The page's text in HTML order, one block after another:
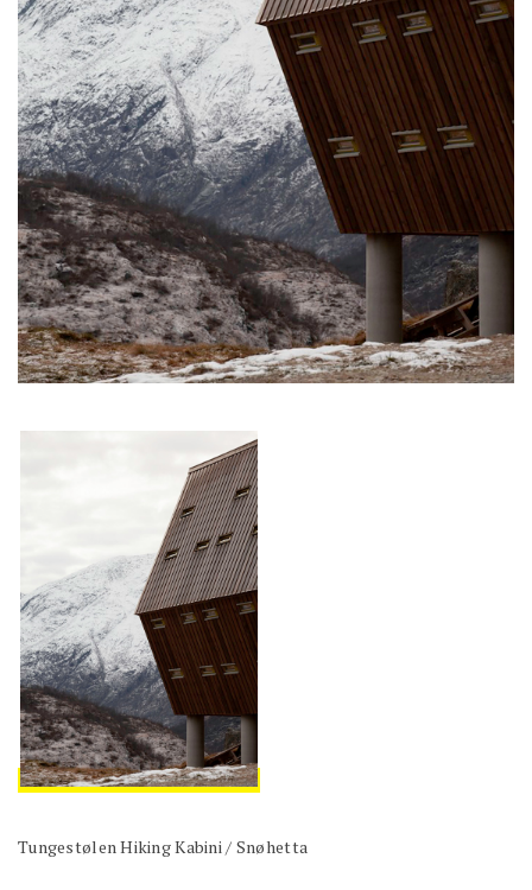
Tungestølen Hiking Kabini / Snøhetta